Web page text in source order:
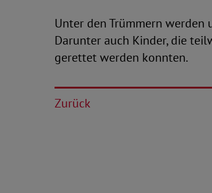
Unter den Trümmern werden
Darunter auch Kinder, die
gerettet werden konnten.
Zurück